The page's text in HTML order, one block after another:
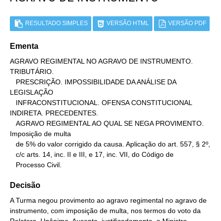
RESULTADO SIMPLES VERSÃO HTML VERSÃO PDF
Ementa
AGRAVO REGIMENTAL NO AGRAVO DE INSTRUMENTO.
TRIBUTÁRIO.
LEGISLAÇÃO
INDIRETA. PRECEDENTES.
Imposição de multa
   Processo Civil.
Decisão
A Turma negou provimento ao agravo regimental no agravo de
instrumento, com imposição de multa, nos termos do voto da